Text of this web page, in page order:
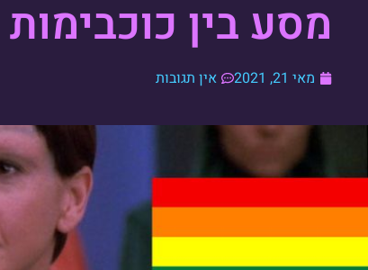
מסע בין כוכבימות
מאי 21, 2021 אין תגובות